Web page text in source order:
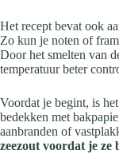
Het recept bevat ook
Zo kun je noten of
Door het smelten van
temperatuur beter
Voordat je begint, is
bedekken met
aanbranden of
zeezout voordat je